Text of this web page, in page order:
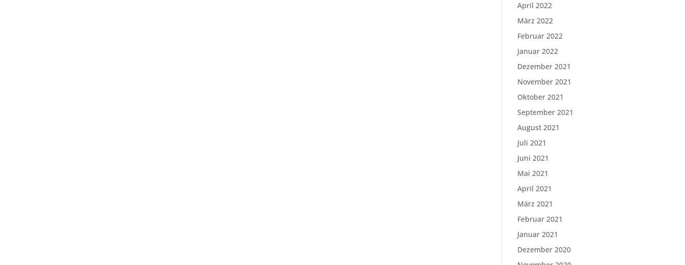
April 2022
März 2022
Februar 2022
Januar 2022
Dezember 2021
November 2021
Oktober 2021
September 2021
August 2021
Juli 2021
Juni 2021
Mai 2021
April 2021
März 2021
Februar 2021
Januar 2021
Dezember 2020